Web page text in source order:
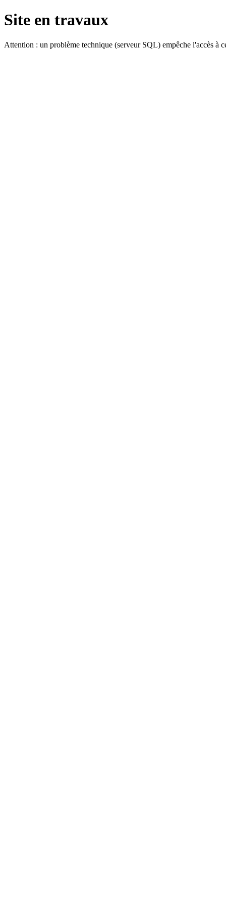
Site en travaux
Attention : un problème technique (serveur SQL) empêche l'accès à